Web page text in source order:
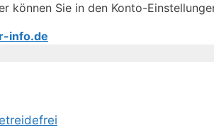
können Sie in den Konto-
info.de